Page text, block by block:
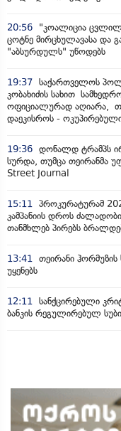
20:56
"კოალიცია
ცოტნე მირცხულავასა და
"აბსურდულს" უწოდებს
19:37 საქართველოს
კობახიძის სახით
ოფიციალურად აღიარა,
დაეკისროს -
19:36 დონალდ ტრამპს
სურდა, თუმცა თეირანმა
Street Journal
15:11 პროკურატურამ
კამპანიის დროს
თანმხლებ პირებს
13:41 თეირანი ჰორმუზის
უყენებს
12:11 სანქცირებული
ბანკის რეგულირებულ